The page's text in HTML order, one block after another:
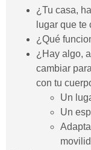
¿Tu casa,
lugar que te
¿Qué
¿Hay algo,
cambiar
con tu
Un
Un